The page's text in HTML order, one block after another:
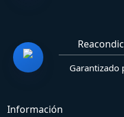
Garantizado
Información